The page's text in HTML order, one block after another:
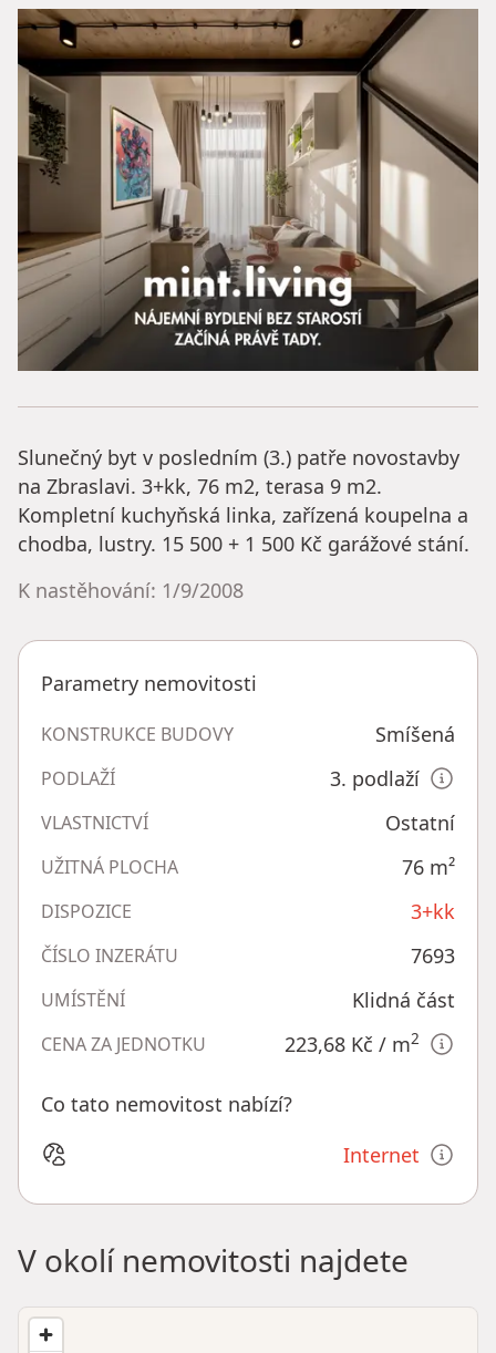
Slunečný byt v posledním (3.) patře novostavby
na Zbraslavi. 3+kk, 76 m2, terasa 9 m2.
Kompletní kuchyňská linka, zařízená koupelna a
chodba, lustry. 15 500 + 1 500 Kč garážové stání.
K nastěhování: 1/9/2008
Parametry nemovitosti
KONSTRUKCE BUDOVY Smíšená
PODLAŽÍ 3. podlaží
VLASTNICTVÍ Ostatní
UŽITNÁ PLOCHA 76 m²
DISPOZICE 3+kk
ČÍSLO INZERÁTU 7693
UMÍSTĚNÍ Klidná část
CENA ZA JEDNOTKU 223,68 Kč / m2
Co tato nemovitost nabízí?
Internet
V okolí nemovitosti najdete